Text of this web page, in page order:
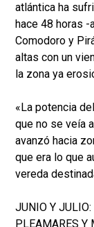
atlántica ha
hace 48 horas
Comodoro y
altas con un
la zona ya
«La potencia
que no se veía
avanzó hacia
que era lo que
vereda
JUNIO Y JULIO:
PLEAMARES Y